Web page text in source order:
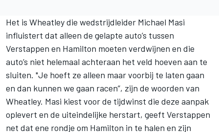
Het is Wheatley die wedstrijdleider Michael Masi
influistert dat alleen de gelapte auto’s tussen
Verstappen en Hamilton moeten verdwijnen en die
auto’s niet helemaal achteraan het veld hoeven aan te
sluiten. "Je hoeft ze alleen maar voorbij te laten gaan
en dan kunnen we gaan racen”, zijn de woorden van
Wheatley. Masi kiest voor de tijdwinst die deze aanpak
oplevert en de uiteindelijke herstart, geeft Verstappen
net dat ene rondje om Hamilton in te halen en zijn